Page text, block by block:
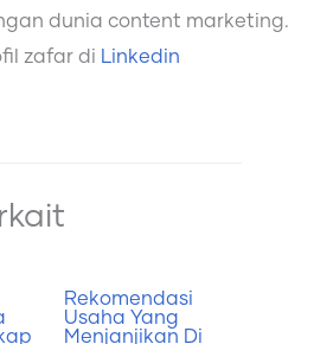
dunia content marketing.
zafar di Linkedin
Rekomendasi
Usaha Yang
Menjanjikan Di